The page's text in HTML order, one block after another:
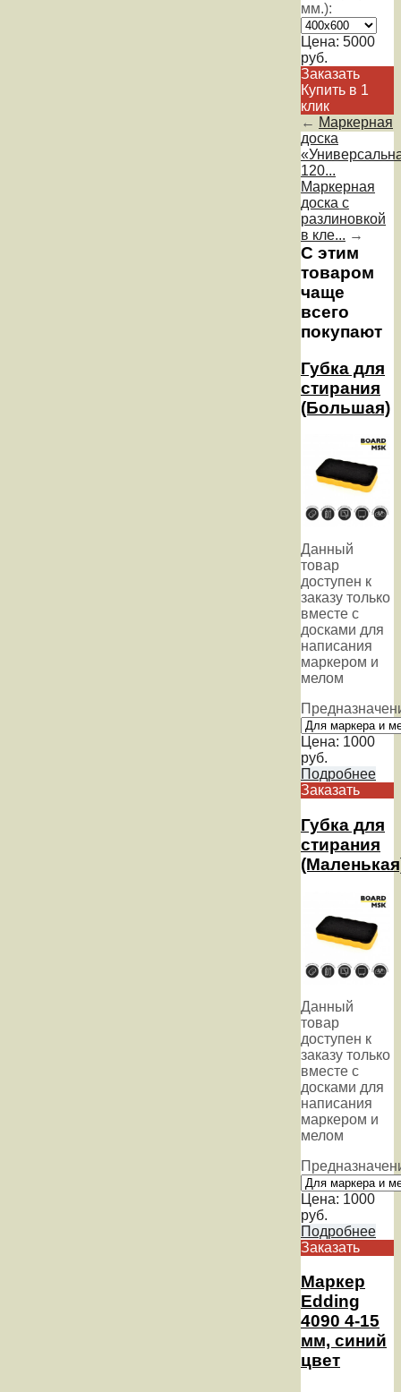
мм.):
Цена: 5000
руб.
Заказать
Купить в 1
клик
← Маркерная
доска
120...
Маркерная
доска с
разлиновкой
в кле... →
С этим
товаром
чаще
всего
покупают
Губка для
стирания
(Большая)
Данный
товар
доступен к
заказу только
вместе с
досками для
написания
маркером и
мелом
Цена: 1000
руб.
Подробнее
Заказать
Губка для
стирания
Данный
товар
доступен к
заказу только
вместе с
досками для
написания
маркером и
мелом
Цена: 1000
руб.
Подробнее
Заказать
Маркер
Edding
4090 4-15
мм, синий
цвет